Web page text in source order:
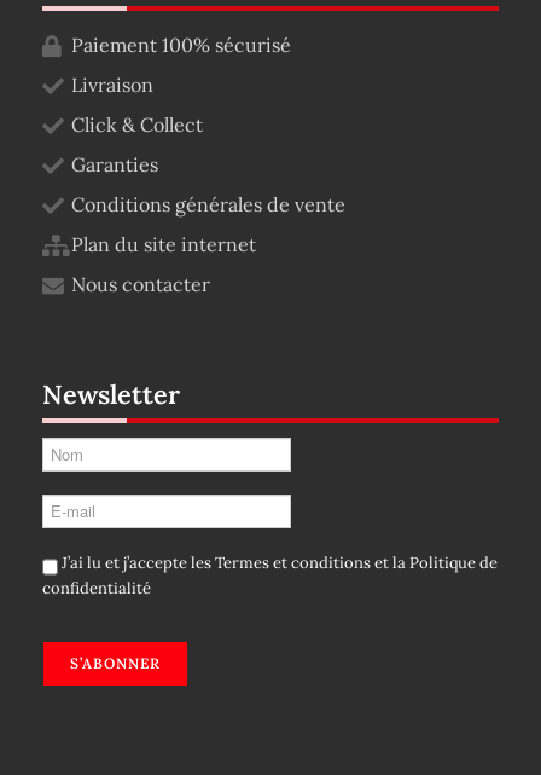
Paiement 100% sécurisé
Livraison
Click & Collect
Garanties
Conditions générales de vente
Plan du site internet
Nous contacter
Newsletter
J’ai lu et j’accepte lesTermes et conditionset laPolitique de
confidentialité
S’ABONNER